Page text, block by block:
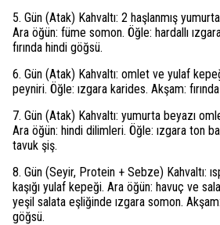
5. Gün (Atak) Kahvaltı: 2 haşlanmış
Ara öğün: füme somon. Öğle: hardallı
fırında hindi göğsü.
6. Gün (Atak) Kahvaltı: omlet ve yulaf
peyniri. Öğle: ızgara karides. Akşam:
7. Gün (Atak) Kahvaltı: yumurta beyazı
Ara öğün: hindi dilimleri. Öğle: ızgara ton
tavuk şiş.
8. Gün (Seyir, Protein + Sebze) Kahvaltı:
kaşığı yulaf kepeği. Ara öğün: havuç ve
yeşil salata eşliğinde ızgara somon.
göğsü.